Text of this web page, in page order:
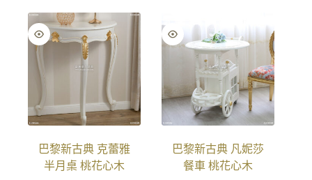
巴黎新古典 克蕾雅
半月桌 桃花心木
巴黎新古典 凡妮莎
餐車 桃花心木